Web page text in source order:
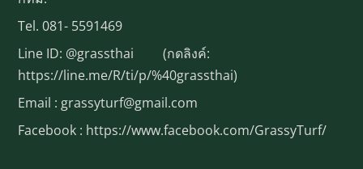
Tel.081- 5591469
Line ID: @grassthai
(กดลิงค์:
https://line.me/R/ti/p/%40grassthai)
Email : grassyturf@gmail.com
Facebook : https://www.facebook.com/GrassyTurf/